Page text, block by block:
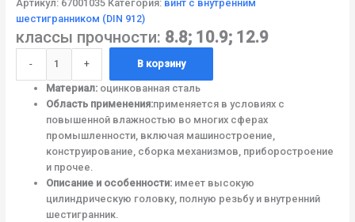
Артикул: 67001035 Категория: винт с внутренним
шестигранником (DIN 912)
классы прочности: 8.8; 10.9; 12.9
- + В корзину
Материал:оцинкованная сталь
Область применения:применяется в условиях с
повышенной влажностью во многих сферах
промышленности, включая машиностроение,
конструирование, сборка механизмов, приборостроение
и прочее.
Описание и особенности:имеет высокую
цилиндрическую головку, полную резьбу и внутренний
шестигранник.